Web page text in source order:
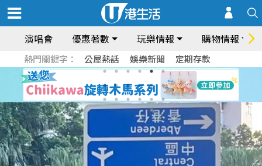
演唱會 優惠著數 玩樂情報 購物情報
熱門關鍵字： 公屋熱話 娛樂新聞 定期存款